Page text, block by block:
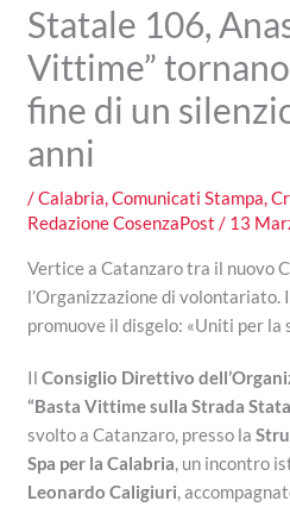
Statale 106,
Vittime”
fine di un
anni
/Calabria,Comunicati Stampa,
Redazione CosenzaPost/ 13
Vertice a Catanzaro tra il nuovo
l’Organizzazione di volontariato.
promuove il disgelo: «Uniti per la
IlConsiglio Direttivo
“Basta Vittime sulla Strada
svolto a Catanzaro, presso la
Spa per la Calabria, un incontro
Leonardo Caligiuri,